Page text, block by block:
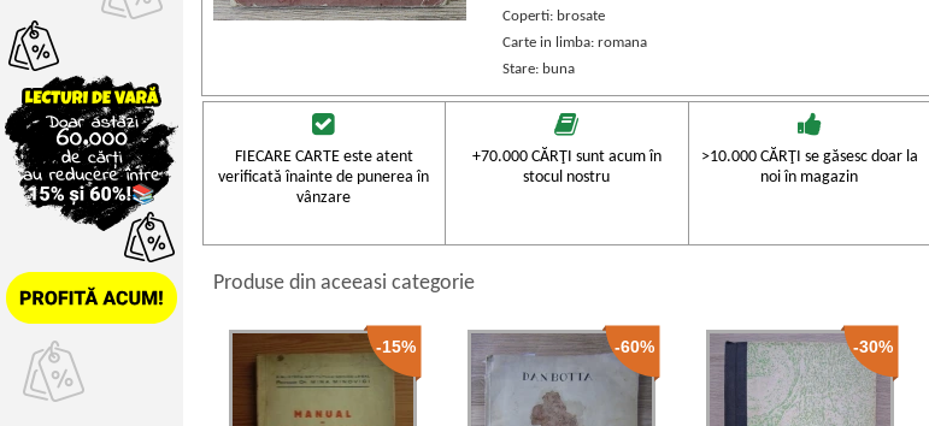
Coperti: brosate
Carte in limba: romana
Stare: buna
FIECARE CARTE este atent
verificată înainte de punerea în
vânzare
+70.000 CĂRŢI sunt acum în
stocul nostru
>10.000 CĂRŢI se găsesc doar la
noi în magazin
Produse din aceeasi categorie
-15% -60% -30%